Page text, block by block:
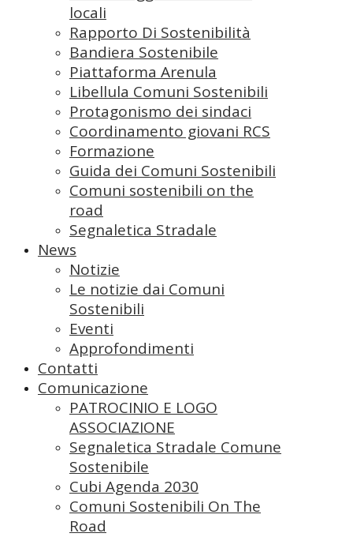
locali
Rapporto Di Sostenibilità
Bandiera Sostenibile
Piattaforma Arenula
Libellula Comuni Sostenibili
Protagonismo dei sindaci
Coordinamento giovani RCS
Formazione
Guida dei Comuni Sostenibili
Comuni sostenibili on the
road
Segnaletica Stradale
News
Notizie
Le notizie dai Comuni
Sostenibili
Eventi
Approfondimenti
Contatti
Comunicazione
PATROCINIO E LOGO
ASSOCIAZIONE
Segnaletica Stradale Comune
Sostenibile
Cubi Agenda 2030
Comuni Sostenibili On The
Road